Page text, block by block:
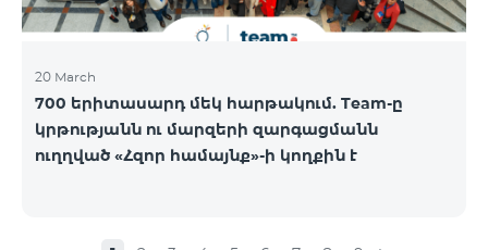
20 March
700 երիտասարդ մեկ հարթակում. Team-ը
կրթությանն ու մարզերի զարգացմանն
ուղղված «Հզոր համայնք»-ի կողքին է